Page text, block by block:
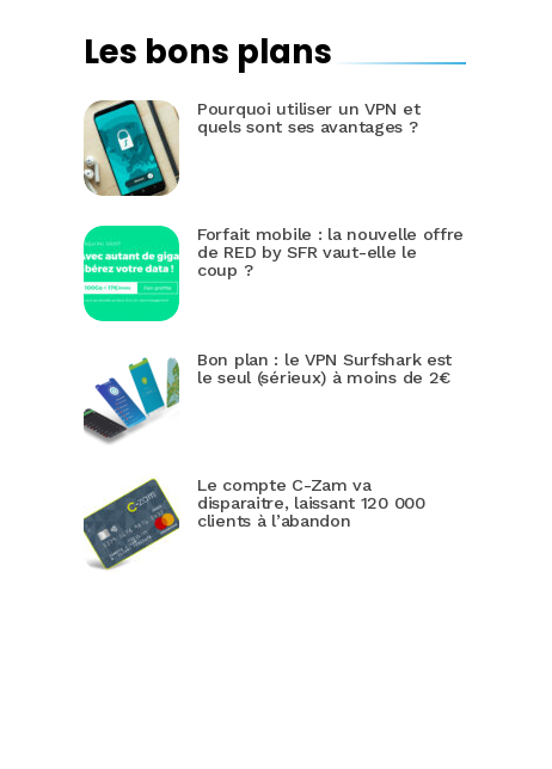
Les bons plans
Pourquoi utiliser un VPN et
quels sont ses avantages ?
Forfait mobile : la nouvelle offre
de RED by SFR vaut-elle le
coup ?
Bon plan : le VPN Surfshark est
le seul (sérieux) à moins de 2€
Le compte C-Zam va
disparaitre, laissant 120 000
clients à l’abandon